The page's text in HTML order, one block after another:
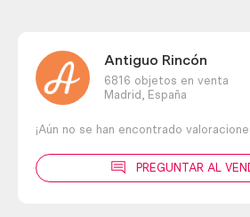
Antiguo Rincón
6816 objetos en venta
Madrid,
España
¡Aún no se han encontrado
PREGUNTAR AL